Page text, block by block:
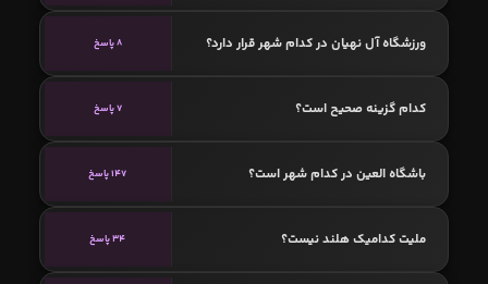
ورزشگاه آل نهیان در کدام شهر قرار دارد؟ 8 پاسخ
کدام گزینه صحیح است؟ 7 پاسخ
باشگاه العین در کدام شهر است؟ 147 پاسخ
ملیت کدامیک هلند نیست؟ 34 پاسخ